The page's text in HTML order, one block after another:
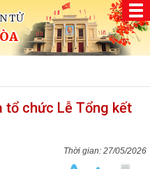
TỬ
tổ chức Lễ Tổng kết
27/05/2026